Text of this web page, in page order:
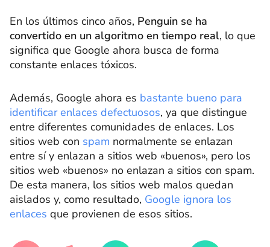
En los últimos cinco años, Penguin se ha
convertido en un algoritmo en tiempo real, lo que
significa que Google ahora busca de forma
constante enlaces tóxicos.
Además, Google ahora es bastante bueno para
identificar enlaces defectuosos, ya que distingue
entre diferentes comunidades de enlaces. Los
sitios web con spam normalmente se enlazan
entre sí y enlazan a sitios web «buenos», pero los
sitios web «buenos» no enlazan a sitios con spam.
De esta manera, los sitios web malos quedan
aislados y, como resultado, Google ignora los
enlaces que provienen de esos sitios.